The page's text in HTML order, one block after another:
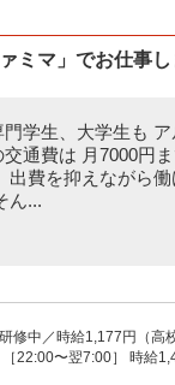
ミマ」でお仕事し
学生、大学生も ア
通費は 月7000円
出費を抑えながら
ん...
修中／時給1,177円（
22:00〜翌7:00］ 時給